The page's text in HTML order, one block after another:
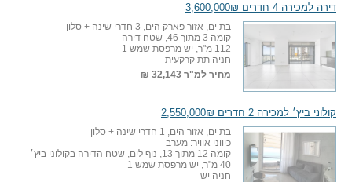
דירה למכירה 4 חדרים 3,600,000₪
בת ים, אזור פארק הים, 3 חדרי שינה + סלון
קומה 3 מתוך 46, שטח דירה
112 מ"ר, יש מרפסת שמש 1
חניה תת קרקעית
מחיר למ"ר 32,143 ₪
קולוני ביץ׳ למכירה 2 חדרים 2,550,000₪
בת ים, אזור הים, 1 חדרי שינה + סלון
כיווני אוויר: מערב
קומה 12 מתוך 13, נוף לים, שטח הדירה בקולוני ביץ׳
40 מ"ר, יש מרפסת שמש 1
חניה יש